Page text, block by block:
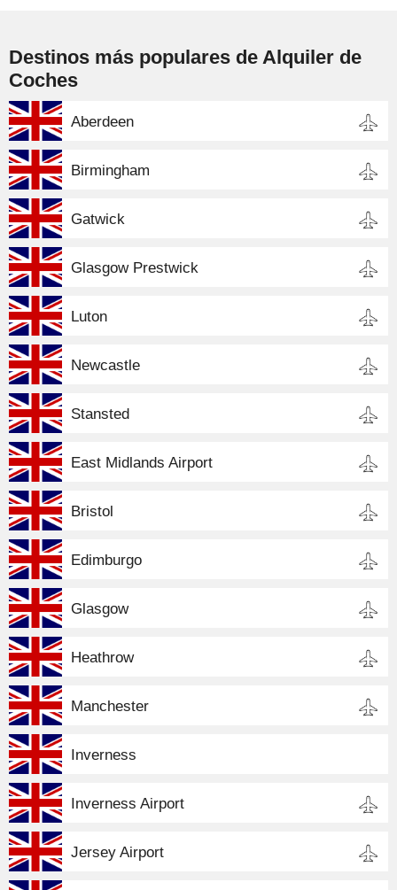
Destinos más populares de Alquiler de
Coches
Aberdeen
Birmingham
Gatwick
Glasgow Prestwick
Luton
Newcastle
Stansted
East Midlands Airport
Bristol
Edimburgo
Glasgow
Heathrow
Manchester
Inverness
Inverness Airport
Jersey Airport